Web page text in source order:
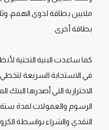
ملايين بطاقة لذوي الهمم،
بطاقة أخرى.
كما ساعدت البنية التحتية
في الاستجابة السريعة
الاحترازية التي أصدرها
الرسوم والعمولات لمدة
النقدي والشراء بواسطة